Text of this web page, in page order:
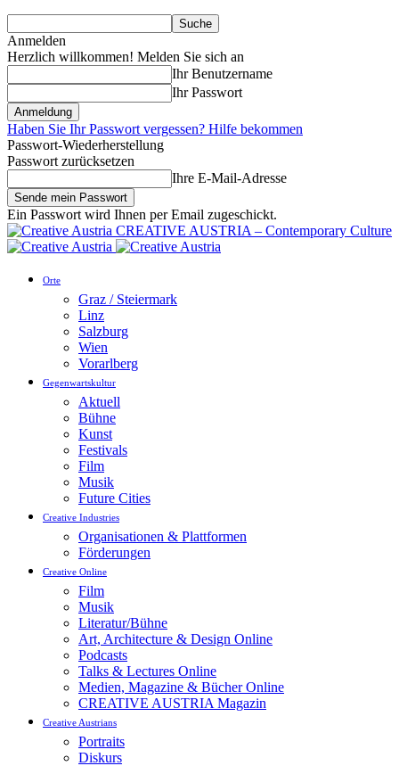
Anmelden
Herzlich willkommen! Melden Sie sich an
Ihr Benutzername
Ihr Passwort
Haben Sie Ihr Passwort vergessen? Hilfe bekommen
Passwort-Wiederherstellung
Passwort zurücksetzen
Ihre E-Mail-Adresse
Ein Passwort wird Ihnen per Email zugeschickt.
CREATIVE AUSTRIA – Contemporary Culture
Orte
Graz / Steiermark
Linz
Salzburg
Wien
Vorarlberg
Gegenwartskultur
Aktuell
Bühne
Kunst
Festivals
Film
Musik
Future Cities
Creative Industries
Organisationen & Plattformen
Förderungen
Creative Online
Film
Musik
Literatur/Bühne
Art, Architecture & Design Online
Podcasts
Talks & Lectures Online
Medien, Magazine & Bücher Online
CREATIVE AUSTRIA Magazin
Creative Austrians
Portraits
Diskurs